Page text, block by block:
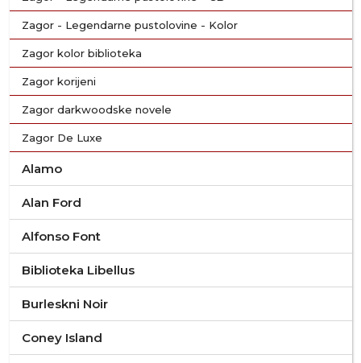
Zagor - Legendarne pustolovine - Kolor
Zagor kolor biblioteka
Zagor korijeni
Zagor darkwoodske novele
Zagor De Luxe
Alamo
Alan Ford
Alfonso Font
Biblioteka Libellus
Burleskni Noir
Coney Island